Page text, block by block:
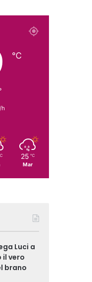
℃
h
25 ℃
Mar
Luci a
il vero
brano